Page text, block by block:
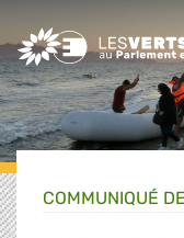
Greens/EFA Home
COMMUNIQUÉ